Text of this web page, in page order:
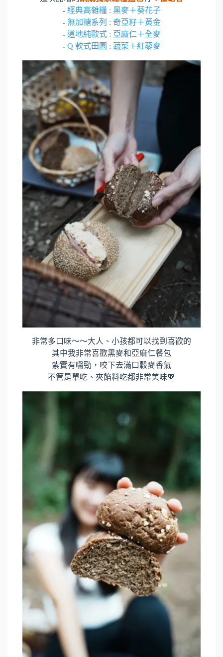
- 經典高雜糧 : 黑麥＋葵花子
- 無加糖系列 : 奇亞籽＋黃金
- 道地純歐式 : 亞麻仁＋全麥
- Q 軟式田園 : 蔬菜＋紅藜麥
非常多口味～～大人、小孩都可以找到喜歡的
其中我非常喜歡黑麥和亞麻仁餐包
紮實有嚼勁，咬下去滿口穀麥香氣
不管是單吃、夾餡料吃都非常美味💖